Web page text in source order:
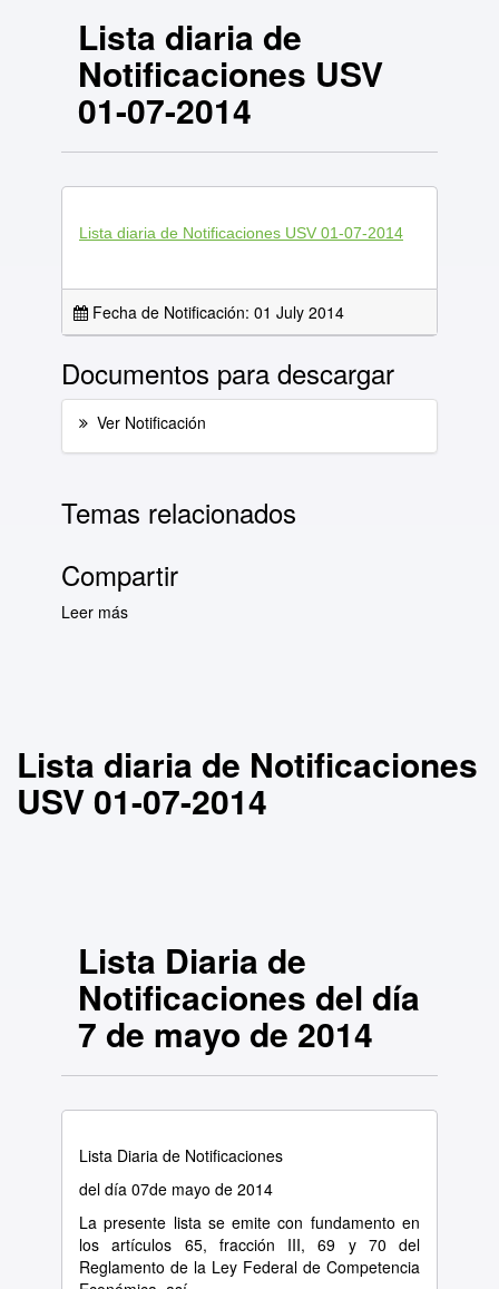
Lista diaria de
Notificaciones USV
01-07-2014
Lista diaria de Notificaciones USV 01-07-2014
Fecha de Notificación: 01 July 2014
Documentos para descargar
Ver Notificación
Temas relacionados
Compartir
Leer más
Lista diaria de Notificaciones
USV 01-07-2014
Lista Diaria de
Notificaciones del día
7 de mayo de 2014
Lista Diaria de Notificaciones
del día 07de mayo de 2014
La presente lista se emite con fundamento en
los artículos 65, fracción III, 69 y 70 del
Reglamento de la Ley Federal de Competencia